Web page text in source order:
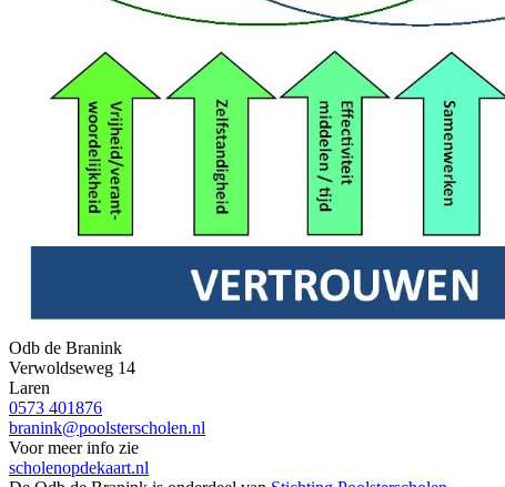
Odb de Branink
Verwoldseweg 14
Laren
0573 401876
branink@poolsterscholen.nl
Voor meer info zie
scholenopdekaart.nl